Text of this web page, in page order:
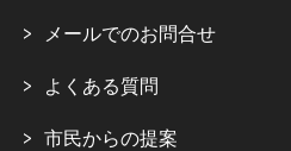
メールでのお問合せ
よくある質問
市民からの提案